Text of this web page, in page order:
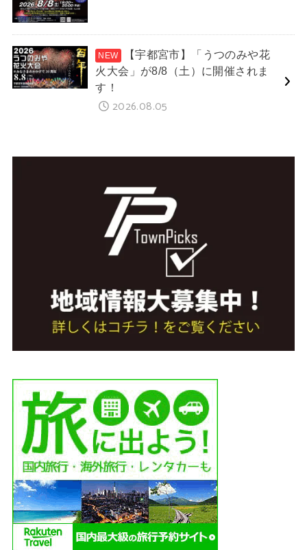
【宇都宮市】「うつのみや花
火大会」が8/8（土）に開催されま
す！
2026.08.05